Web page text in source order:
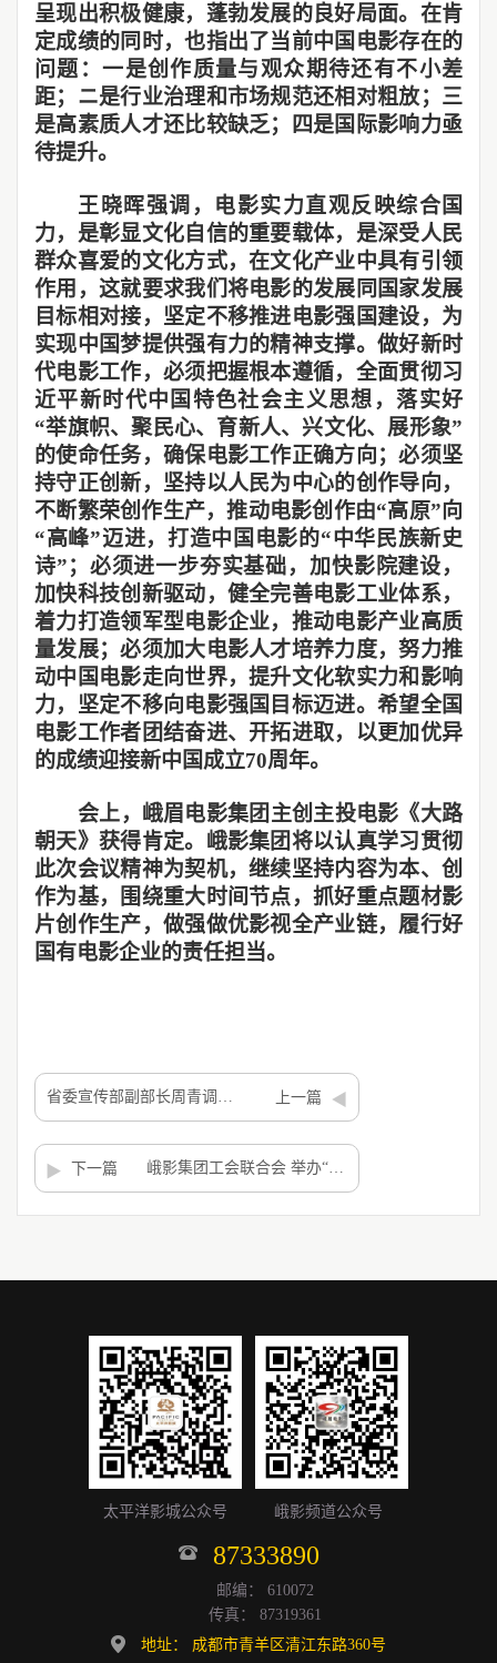
呈现出积极健康，蓬勃发展的良好局面。在肯
定成绩的同时，也指出了当前中国电影存在的
问题：一是创作质量与观众期待还有不小差
距；ニ是行业治理和市场规范还相对粗放；三
是高素质人才还比较缺乏；四是国际影响力亟
待提升。
王晓晖强调，电影实力直观反映综合国
力，是彰显文化自信的重要载体，是深受人民
群众喜爱的文化方式，在文化产业中具有引领
作用，这就要求我们将电影的发展同国家发展
目标相对接，坚定不移推进电影强国建设，为
实现中国梦提供强有力的精神支撑。做好新时
代电影工作，必须把握根本遵循，全面贯彻习
近平新时代中国特色社会主义思想，落实好
“举旗帜、聚民心、育新人、兴文化、展形象”
的使命任务，确保电影工作正确方向；必须坚
持守正创新，坚持以人民为中心的创作导向，
不断繁荣创作生产，推动电影创作由“高原”向
“高峰”迈进，打造中国电影的“中华民族新史
诗”；必须进一步夯实基础，加快影院建设，
加快科技创新驱动，健全完善电影工业体系，
着力打造领军型电影企业，推动电影产业高质
量发展；必须加大电影人才培养力度，努力推
动中国电影走向世界，提升文化软实力和影响
力，坚定不移向电影强国目标迈进。希望全国
电影工作者团结奋进、开拓进取，以更加优异
的成绩迎接新中国成立70周年。
会上，峨眉电影集团主创主投电影《大路
朝天》获得肯定。峨影集团将以认真学习贯彻
此次会议精神为契机，继续坚持内容为本、创
作为基，围绕重大时间节点，抓好重点题材影
片创作生产，做强做优影视全产业链，履行好
国有电影企业的责任担当。
省委宣传部副部长周青调研峨眉电影集团 上一篇
下一篇 峨影集团工会联合会 举办“关爱女性，呵护健康”知识大讲堂
太平洋影城公众号 峨影频道公众号
87333890
邮编： 610072
传真： 87319361
地址： 成都市青羊区清江东路360号